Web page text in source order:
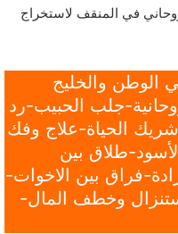
في المنقف لاستخراج
الوطن والخليج
جلب الحبيب-رد
الحياة-علاج وفك
طلاق بين
فراق بين الاخوات-
وخطف المال-